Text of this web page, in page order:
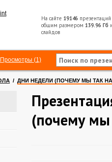
На сайте 19146 презентаций
общим размером 139.96 Гб и
слайдов
Просмотры (1)
/ ДНИ НЕДЕЛИ (ПОЧЕМУ МЫ ТАК
(почему